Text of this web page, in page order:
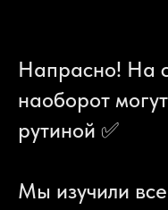
Напрасно! На
наоборот могут
рутиной ✅
Мы изучили